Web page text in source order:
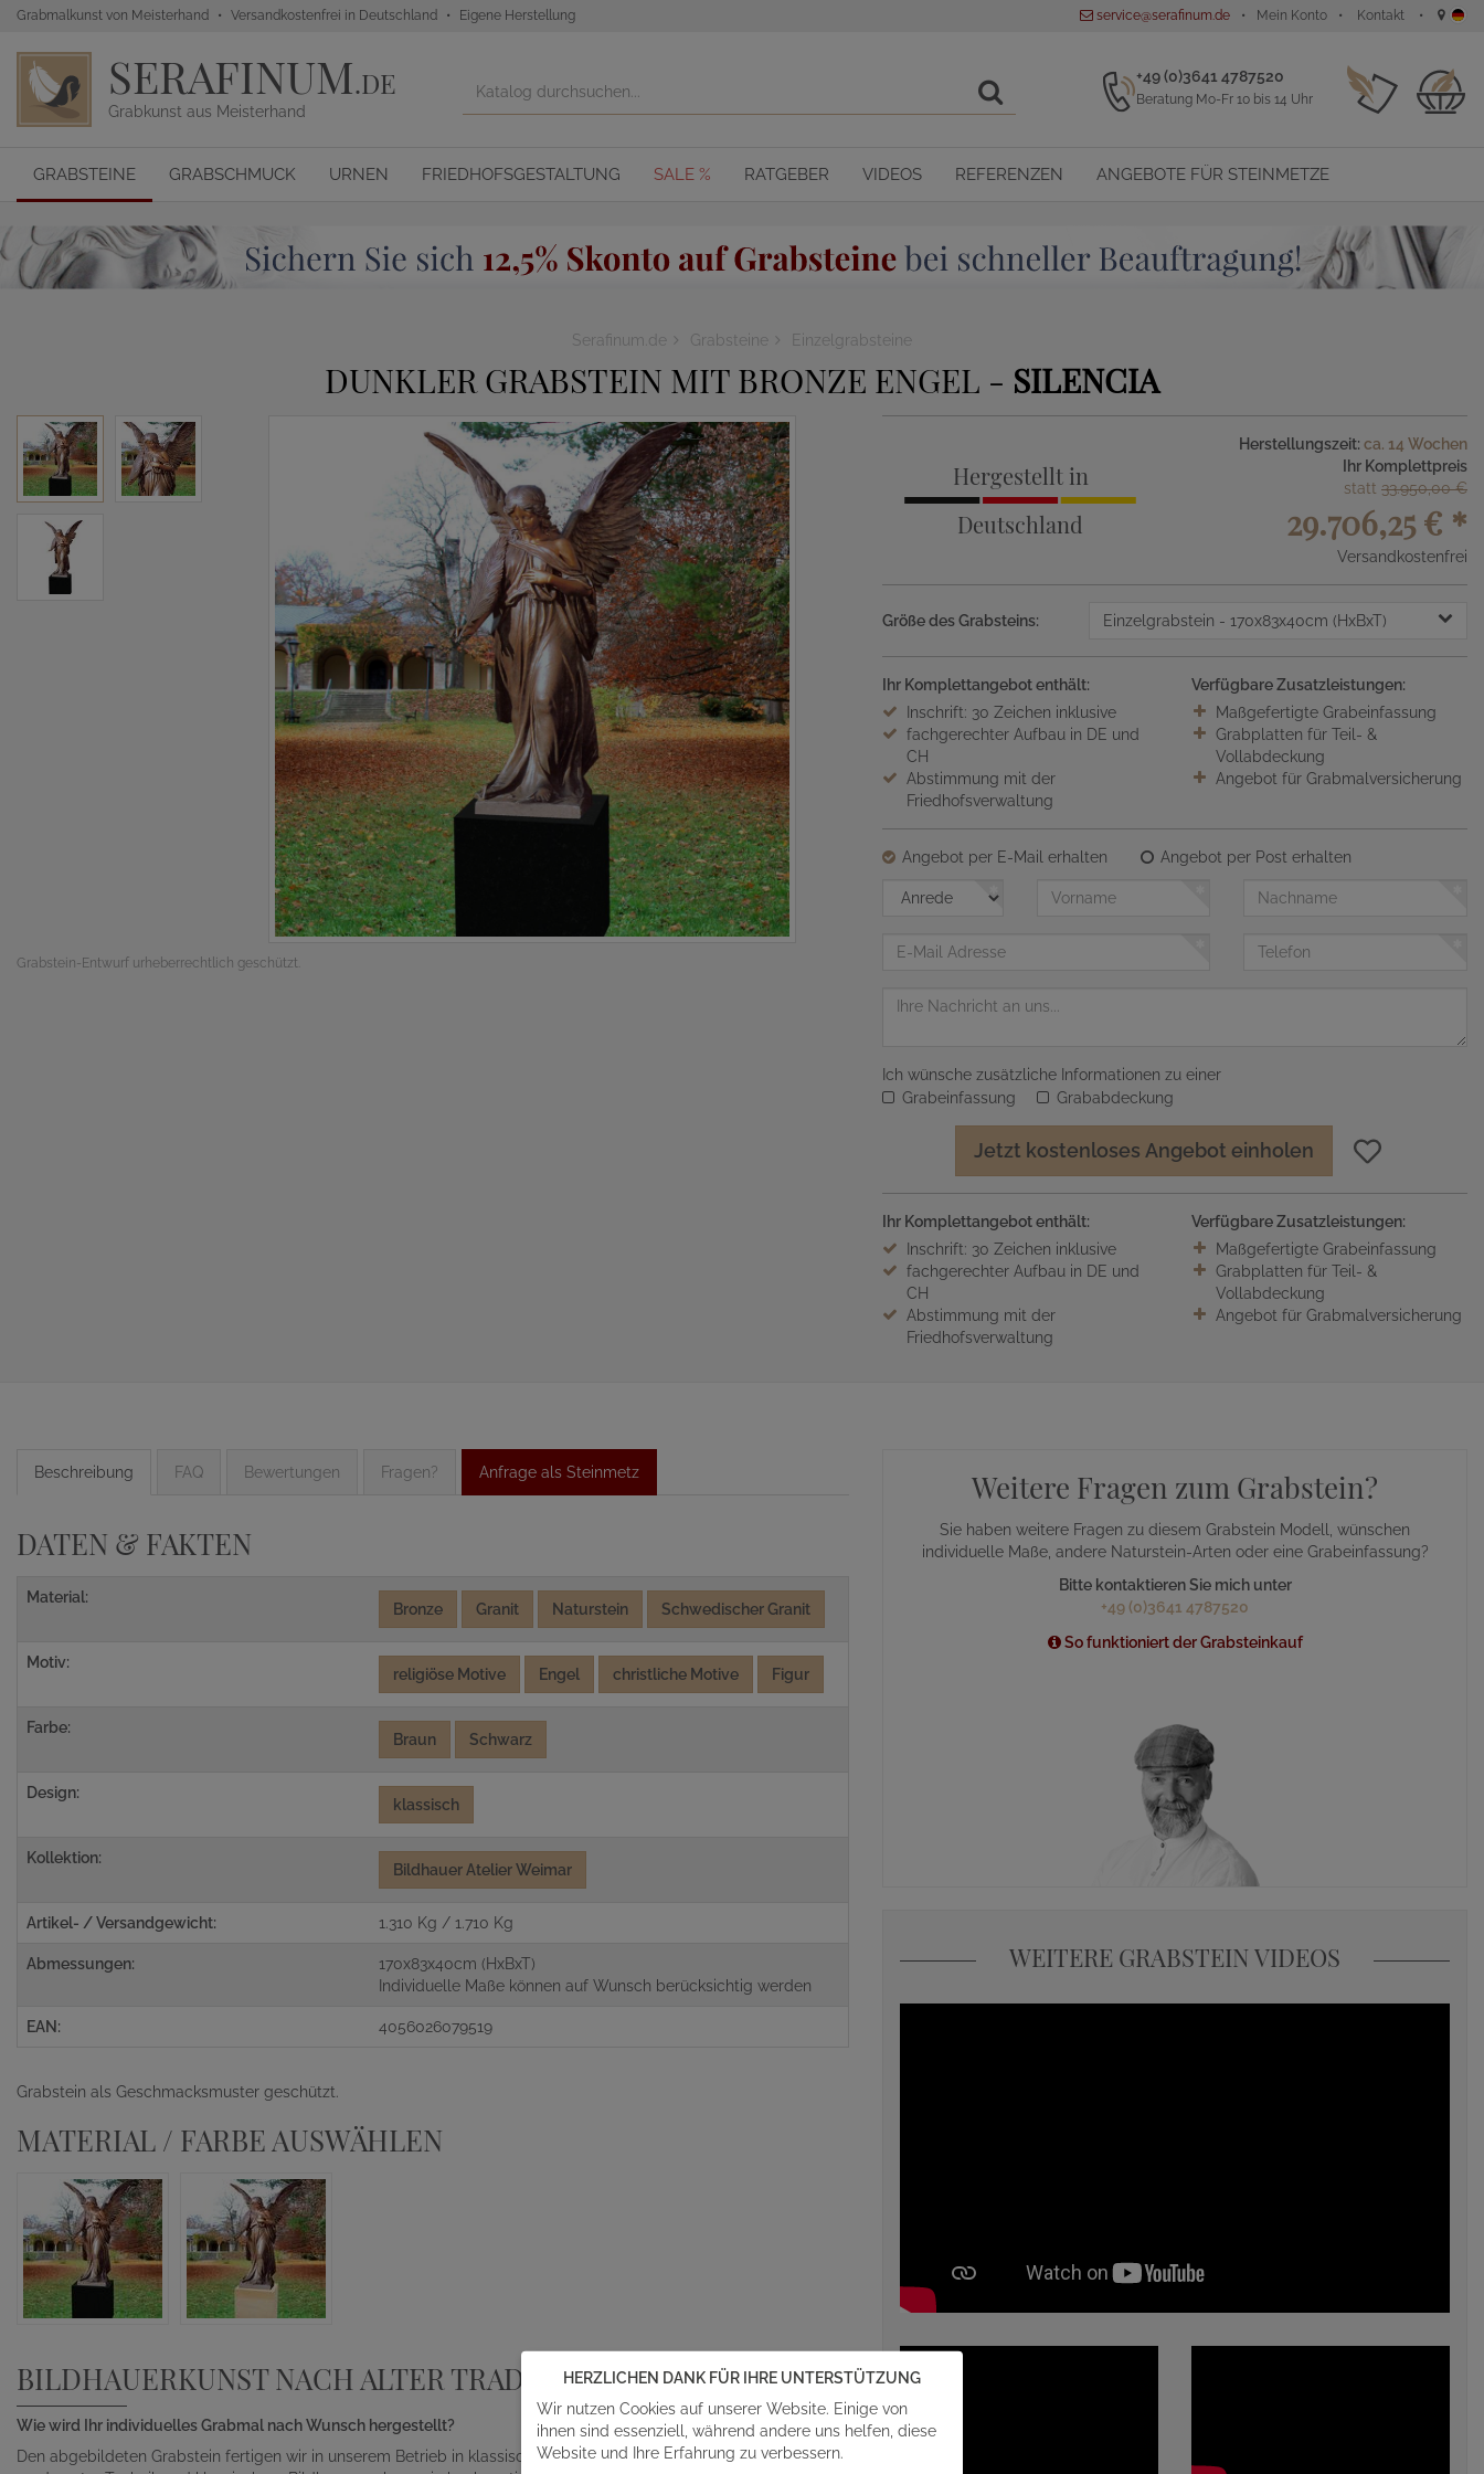
Grabmalkunst von Meisterhand Versandkostenfrei in Deutschland Eigene Herstellung service@serafinum.de Mein Konto Kontakt
SERAFINUM.DE
Grabkunst aus Meisterhand
+49 (0)3641 4787520
Beratung Mo-Fr 10 bis 14 Uhr
GRABSTEINE GRABSCHMUCK URNEN FRIEDHOFSGESTALTUNG SALE % RATGEBER VIDEOS REFERENZEN ANGEBOTE FÜR STEINMETZE
Serafinum.de Grabsteine Einzelgrabsteine
DUNKLER GRABSTEIN MIT BRONZE ENGEL - SILENCIA
Grabstein-Entwurf urheberrechtlich geschützt.
Hergestellt in
Deutschland
Herstellungszeit: ca. 14 Wochen
Ihr Komplettpreis
statt 33.950,00 €
29.706,25 € *
Versandkostenfrei
Größe des Grabsteins: Einzelgrabstein - 170x83x40cm (HxBxT)
Ihr Komplettangebot enthält:
Inschrift: 30 Zeichen inklusive
fachgerechter Aufbau in DE und
CH
Abstimmung mit der
Friedhofsverwaltung
Verfügbare Zusatzleistungen:
Maßgefertigte Grabeinfassung
Grabplatten für Teil- &
Vollabdeckung
Angebot für Grabmalversicherung
Angebot per E-Mail erhalten
Angebot per Post erhalten
Anrede
Vorname Nachname
Telefon
Nachricht
Ich wünsche zusätzliche Informationen zu einer
Grabeinfassung
Grababdeckung
Jetzt kostenloses Angebot einholen
Ihr Komplettangebot enthält:
Inschrift: 30 Zeichen inklusive
fachgerechter Aufbau in DE und
CH
Abstimmung mit der
Friedhofsverwaltung
Verfügbare Zusatzleistungen:
Maßgefertigte Grabeinfassung
Grabplatten für Teil- &
Vollabdeckung
Angebot für Grabmalversicherung
Beschreibung FAQ Bewertungen Fragen? Anfrage als Steinmetz
DATEN & FAKTEN
Material:
Bronze Granit Naturstein Schwedischer Granit
Motiv:
religiöse Motive Engel christliche Motive Figur
Farbe:
Braun Schwarz
Design:
klassisch
Kollektion:
Bildhauer Atelier Weimar
Artikel- / Versandgewicht: 1.310 Kg / 1.710 Kg
Abmessungen:
170x83x40cm (HxBxT)
Individuelle Maße können auf Wunsch berücksichtig werden
EAN: 4056026079519
Grabstein als Geschmacksmuster geschützt.
MATERIAL / FARBE AUSWÄHLEN
BILDHAUERKUNST NACH ALTER TRADITION
Wie wird Ihr individuelles Grabmal nach Wunsch hergestellt?
Den abgebildeten Grabstein fertigen wir in unserem Betrieb in klassischer Handarbeit unter dem Einsatz
Weitere Fragen zum Grabstein?
Sie haben weitere Fragen zu diesem Grabstein Modell, wünschen
individuelle Maße, andere Naturstein-Arten oder eine Grabeinfassung?
Bitte kontaktieren Sie mich unter
+49 (0)3641 4787520
So funktioniert der Grabsteinkauf
WEITERE GRABSTEIN VIDEOS
HERZLICHEN DANK FÜR IHRE UNTERSTÜTZUNG
Wir nutzen Cookies auf unserer Website. Einige von
ihnen sind essenziell, während andere uns helfen, diese
Website und Ihre Erfahrung zu verbessern.